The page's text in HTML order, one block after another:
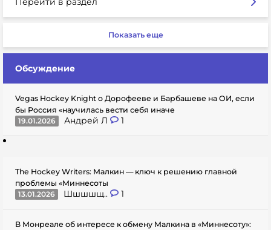
Показать еще
Обсуждение
Vegas Hockey Knight о Дорофееве и Барбашеве на ОИ, если
бы Россия «научилась вести себя иначе
19.01.2026
Андрей Л 1
The Hockey Writers: Малкин — ключ к решению главной
проблемы «Миннесоты
13.01.2026
Шшшшщ.. 1
В Монреале об интересе к обмену Малкина в «Миннесоту»: